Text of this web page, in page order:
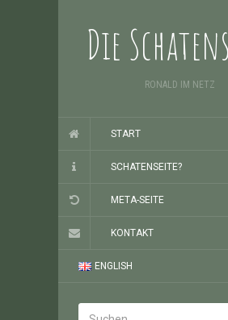
Die
RONALD IM NETZ
START
SCHATENSEITE?
META-SEITE
KONTAKT
ENGLISH